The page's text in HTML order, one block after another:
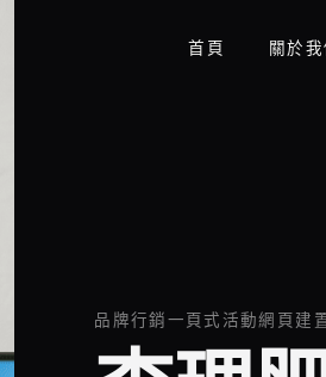
首頁 關於我
品牌行銷一頁式活動網頁建